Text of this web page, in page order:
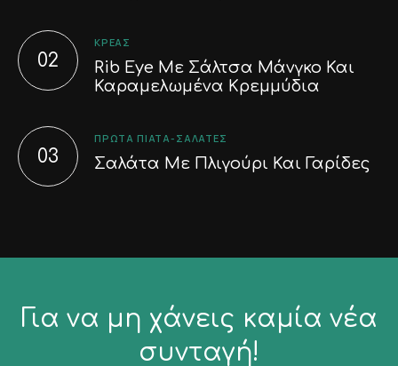
ΚΡΈΑΣ
Rib Eye Με Σάλτσα Μάνγκο Και
Καραμελωμένα Κρεμμύδια
ΠΡΏΤΑ ΠΙΆΤΑ-ΣΑΛΆΤΕΣ
Σαλάτα Με Πλιγούρι Και Γαρίδες
Για να μη χάνεις καμία νέα
συνταγή!